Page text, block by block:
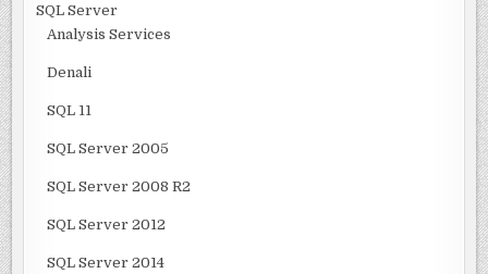
SQL Server
Analysis Services
Denali
SQL 11
SQL Server 2005
SQL Server 2008 R2
SQL Server 2012
SQL Server 2014